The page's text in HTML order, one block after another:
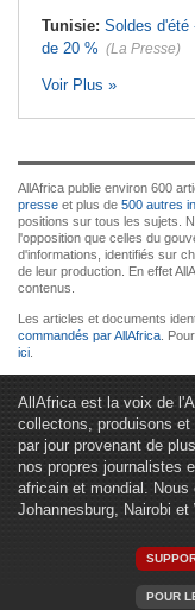
Tunisie: Soldes d'été
de 20 % (La Presse)
Voir Plus »
AllAfrica publie environ 600
presse et plus de 500 autres
positions sur tous les sujets.
l'opposition que celles du
d'informations, identifiés sur
de leur production. En effet
contenus.
Les articles et documents
commandés par AllAfrica .
ici
AllAfrica est la voix de
collectons, produisons
par jour provenant de
nos propres journalistes
africain et mondial. Nous
Johannesburg, Nairobi et
POUR